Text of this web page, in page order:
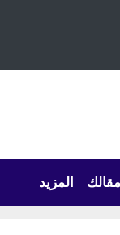
المزيد